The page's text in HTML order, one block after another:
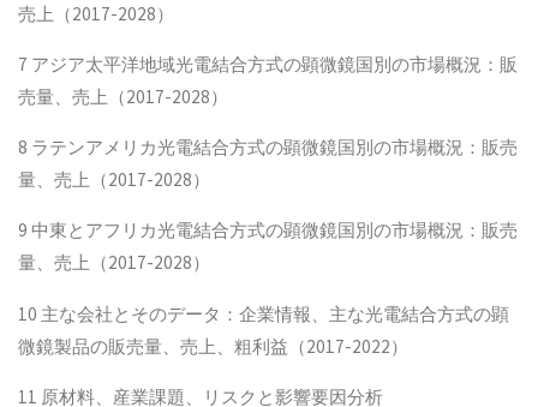
売上（2017-2028）
7 アジア太平洋地域光電結合方式の顕微鏡国別の市場概況：販
売量、売上（2017-2028）
8 ラテンアメリカ光電結合方式の顕微鏡国別の市場概況：販売
量、売上（2017-2028）
9 中東とアフリカ光電結合方式の顕微鏡国別の市場概況：販売
量、売上（2017-2028）
10 主な会社とそのデータ：企業情報、主な光電結合方式の顕
微鏡製品の販売量、売上、粗利益（2017-2022）
11 原材料、産業課題、リスクと影響要因分析